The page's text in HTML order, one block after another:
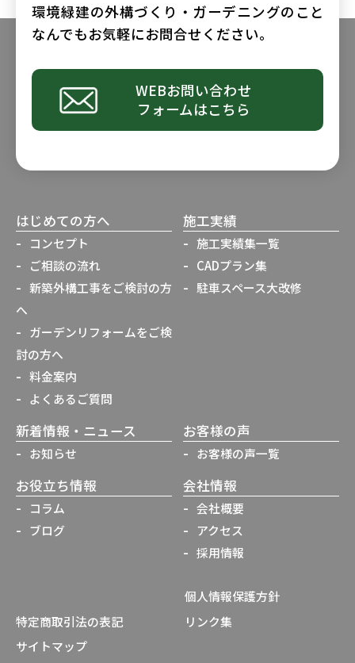
環境緑建の外構づくり・ガーデニングのこと
なんでもお気軽にお問合せください。
WEBお問い合わせ
フォームはこちら
個人情報保護方針
特定商取引法の表記
リンク集
サイトマップ
はじめての方へ
コンセプト
ご相談の流れ
新築外構工事をご検討の方
へ
ガーデンリフォームをご検
討の方へ
料金案内
よくあるご質問
施工実績
施工実績集一覧
CADプラン集
駐車スペース大改修
新着情報・ニュース
お知らせ
お客様の声
お客様の声一覧
お役立ち情報
コラム
ブログ
会社情報
会社概要
アクセス
採用情報